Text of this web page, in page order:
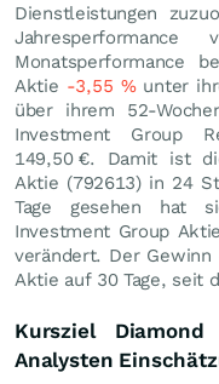
Dienstleistungen
Monatsperformance
Aktie -3,55 %unter
über ihrem 52-
Investment Group
149,50 €. Damit ist
Aktie (792613) in 24
Tage gesehen hat
Investment Group
verändert. Der
Aktie auf 30 Tage, seit
Kursziel
Analysten